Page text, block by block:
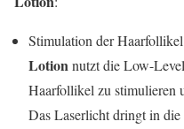
Stimulation der
Lotionnutzt die Low-
Haarfollikel zu stimulieren
Das Laserlicht dringt in